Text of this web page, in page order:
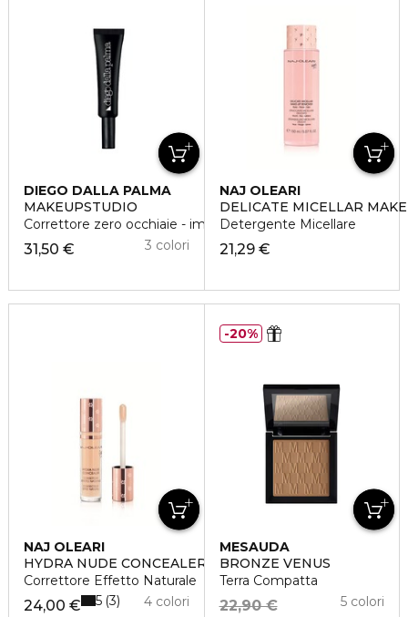
DIEGO DALLA PALMA
MAKEUPSTUDIO
Correttore zero occhiaie - imperfezioni
31,50 € 3 colori
NAJ OLEARI
DELICATE MICELLAR
Detergente Micellare
21,29 €
NAJ OLEARI
HYDRA NUDE CONCEALER
Correttore Effetto Naturale
24,00 € 4 colori
5 3
MESAUDA
BRONZE VENUS
Terra Compatta
22,90 € 5 colori
20%